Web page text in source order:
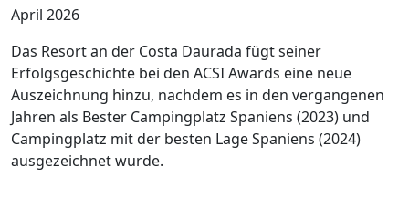
April 2026
Das Resort an der Costa Daurada fügt seiner
Erfolgsgeschichte bei den ACSI Awards eine neue
Auszeichnung hinzu, nachdem es in den vergangenen
Jahren als Bester Campingplatz Spaniens (2023) und
Campingplatz mit der besten Lage Spaniens (2024)
ausgezeichnet wurde.